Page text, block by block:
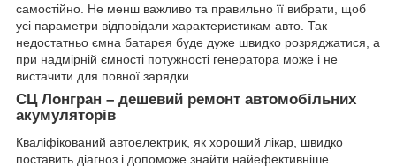
самостійно. Не менш важливо та правильно її вибрати, щоб
усі параметри відповідали характеристикам авто. Так
недостатньо ємна батарея буде дуже швидко розряджатися, а
при надмірній ємності потужності генератора може і не
вистачити для повної зарядки.
СЦ Лонгран – дешевий ремонт автомобільних
акумуляторів
Кваліфікований автоелектрик, як хороший лікар, швидко
поставить діагноз і допоможе знайти найефективніше